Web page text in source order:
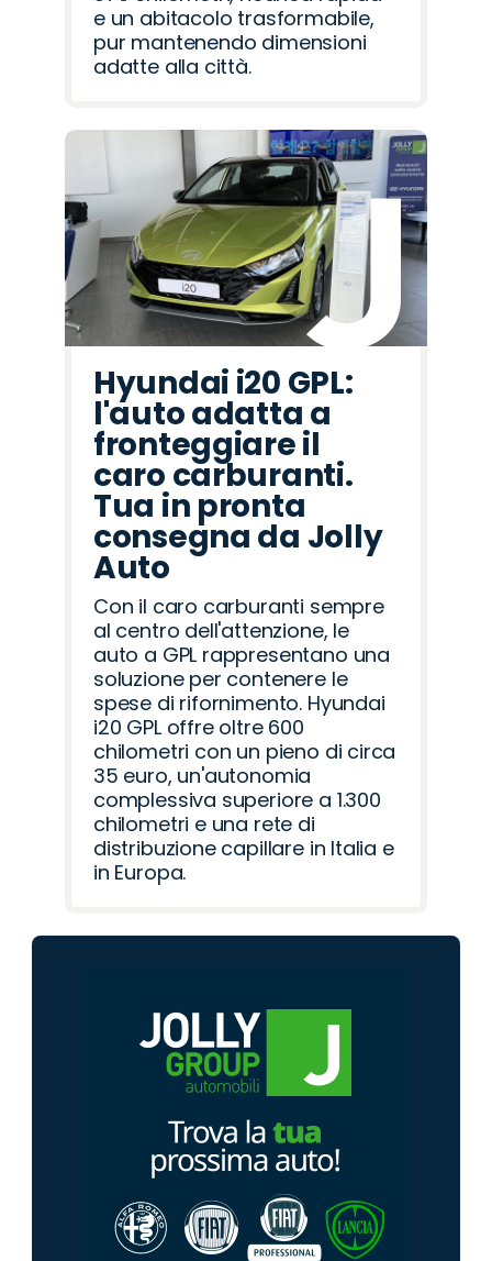
e un abitacolo trasformabile,
pur mantenendo dimensioni
adatte alla città.
Hyundai i20 GPL:
l'auto adatta a
fronteggiare il
caro carburanti.
Tua in pronta
consegna da Jolly
Auto
Con il caro carburanti sempre
al centro dell'attenzione, le
auto a GPL rappresentano una
soluzione per contenere le
spese di rifornimento. Hyundai
i20 GPL offre oltre 600
chilometri con un pieno di circa
35 euro, un'autonomia
complessiva superiore a 1.300
chilometri e una rete di
distribuzione capillare in Italia e
in Europa.